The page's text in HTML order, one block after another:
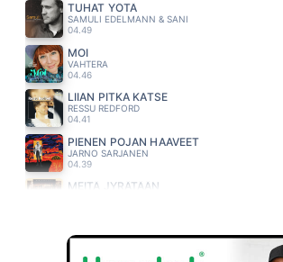
TUHAT YÖTÄ
SAMULI EDELMANN & SANI
04.49
MOI
VAHTERA
04.46
LIIAN PITKA KATSE
RESSU REDFORD
04.41
PIENEN POJAN HAAVEET
JARNO SARJANEN
04.39
MEITÄ JYRÄTÄÄN
BEHM